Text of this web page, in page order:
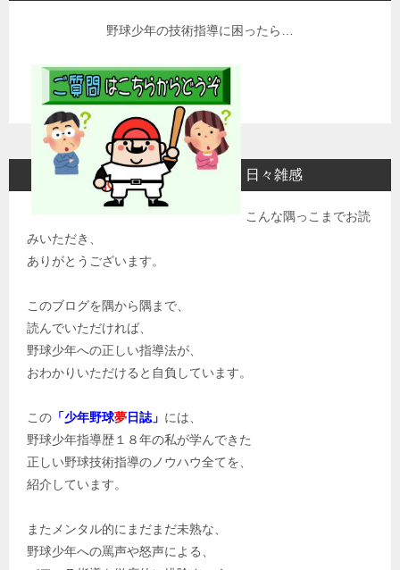
野球少年の技術指導に困ったら…
日々雑感
こんな隅っこまでお読
みいただき、
ありがとうございます。
このブログを隅から隅まで、
読んでいただければ、
野球少年への正しい指導法が、
おわかりいただけると自負しています。
この 「少年野球夢日誌」 には、
野球少年指導歴１８年の私が学んできた
正しい野球技術指導のノウハウ全てを、
紹介しています。
またメンタル的にまだまだ未熟な、
野球少年への罵声や怒声による、